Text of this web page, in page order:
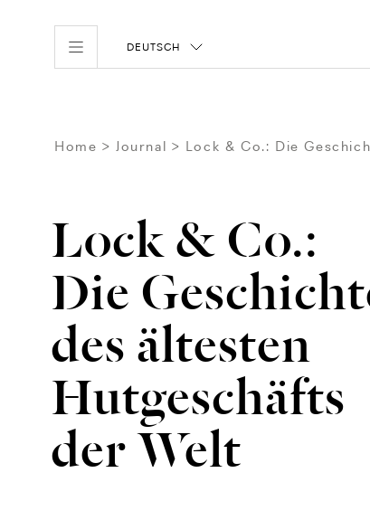
DEUTSCH
Home Journal Lock & Co.: Die
Lock & Co.:
Die
des ältesten
Hutgeschäfts
der Welt